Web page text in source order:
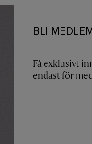
BLI MEDLEM
Få exklusivt
endast för